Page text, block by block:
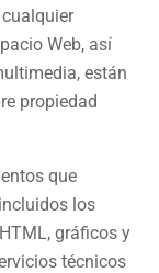
Web, así
están
propiedad
que
los
gráficos y
técnicos